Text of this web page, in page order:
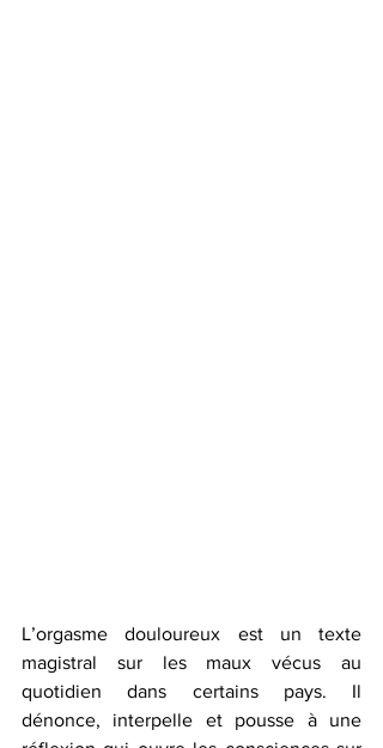
L’orgasme douloureux est un texte
magistral sur les maux vécus au
quotidien dans certains pays. Il
dénonce, interpelle et pousse à une